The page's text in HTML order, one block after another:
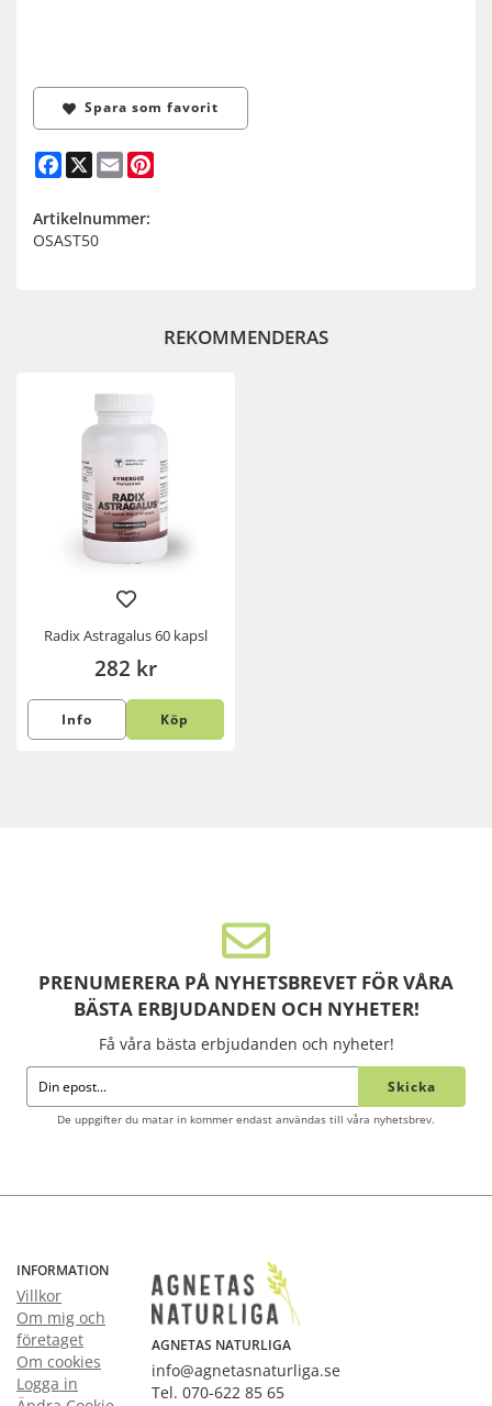
Spara som favorit
Facebook
X Email
Artikelnummer:
OSAST50
REKOMMENDERAS
Radix Astragalus 60 kapsl
282 kr
Info Köp
PRENUMERERA PÅ NYHETSBREVET FÖR VÅRA
BÄSTA ERBJUDANDEN OCH NYHETER!
Få våra bästa erbjudanden och nyheter!
Skicka
De uppgifter du matar in kommer endast användas till våra nyhetsbrev.
INFORMATION
Villkor
Om mig och
företaget
Om cookies
Logga in
AGNETAS NATURLIGA
info@agnetasnaturliga.se
Tel. 070-622 85 65